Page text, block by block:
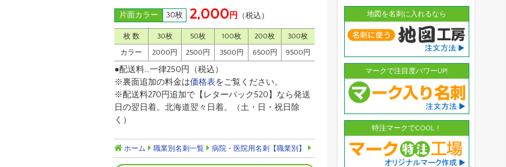
片面カラー 30枚 2,000円 （税込）
枚 数 30枚 50枚 100枚 200枚 300枚
カラー 2000円 2500円 3500円 6500円 9500円
●配送料…一律250円（税込）
※裏面追加の料金は価格表をご覧ください。
※配送料270円追加で【レターパック520】なら発送
日の翌日着。北海道翌々日着。（土・日・祝日除
く）
ホーム 職業別名刺一覧 病院・医院用名刺【職業別】
地図を名刺に入れるなら
マークで注目度パワーUP!
特注マークでCOOL！